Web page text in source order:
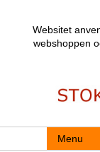
Websitet
webshoppen
Menu